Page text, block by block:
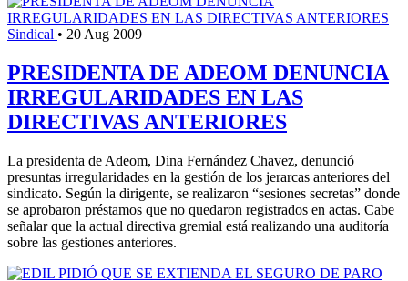
Sindical • 20 Aug 2009
PRESIDENTA DE ADEOM DENUNCIA
IRREGULARIDADES EN LAS
DIRECTIVAS ANTERIORES
La presidenta de Adeom, Dina Fernández Chavez, denunció
presuntas irregularidades en la gestión de los jerarcas anteriores del
sindicato. Según la dirigente, se realizaron “sesiones secretas” donde
se aprobaron préstamos que no quedaron registrados en actas. Cabe
señalar que la actual directiva gremial está realizando una auditoría
sobre las gestiones anteriores.